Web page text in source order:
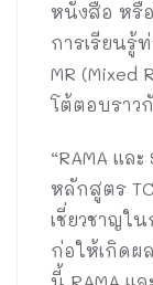
หนังสือ หรื
การเรียนรู้
MR (Mixed
โต้ตอบราว
“RAMA แล
หลักสูตร
เชี่ยวชาญใ
ก่อให้เกิดผ